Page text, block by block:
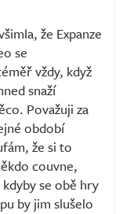
že Expanze
se
vždy, když
snaží
Považuji za
období
že si to
couvne,
se obě hry
by jim slušelo